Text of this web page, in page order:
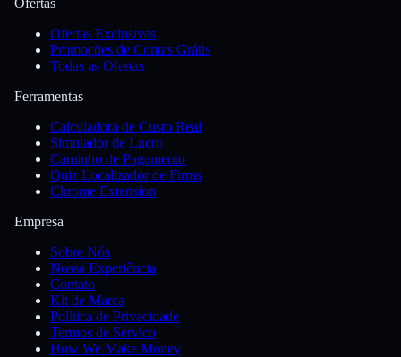
Ofertas Exclusivas
Promoções de Contas Grátis
Todas as Ofertas
Ferramentas
Calculadora de Custo Real
Simulador de Lucro
Caminho de Pagamento
Quiz Localizador de Firms
Chrome Extension
Empresa
Sobre Nós
Nossa Experiência
Contato
Kit de Marca
Politica de Privacidade
Termos de Servico
How We Make Money